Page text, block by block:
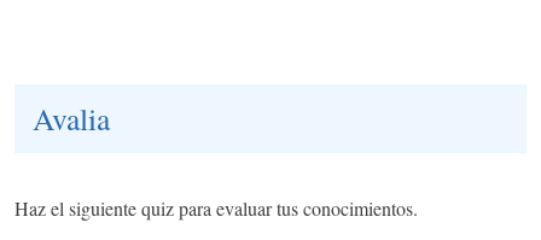
Avalia
Haz el siguiente quiz para evaluar tus conocimientos.